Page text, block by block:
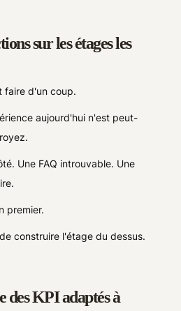
sur les étages les
faire d'un coup.
aujourd'hui n'est peut-
Une FAQ introuvable. Une
premier.
construire l'étage du dessus.
des KPI adaptés à